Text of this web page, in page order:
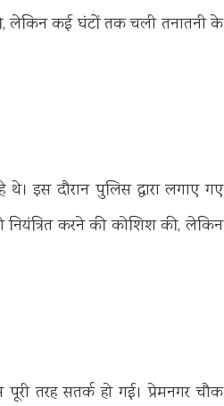
लेकिन कई घंटों तक चली तनातनी के
इस दौरान पुलिस द्वारा लगाए गए
नियंत्रित करने की कोशिश की, लेकिन
तरह सतर्क हो गई। प्रेमनगर चौक